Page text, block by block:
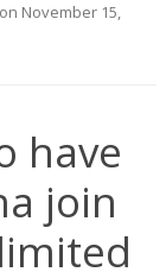
on November 15,
have
join